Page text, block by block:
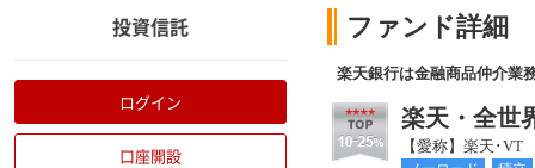
投資信託
ログイン
口座開設